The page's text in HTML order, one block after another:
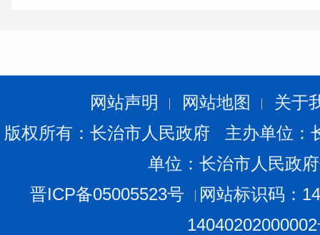
网站声明 网站地图
关于
版权所有：长治市人民政府 主办单位
单位：长治市人民政
晋ICP备05005523号
网站标识码：